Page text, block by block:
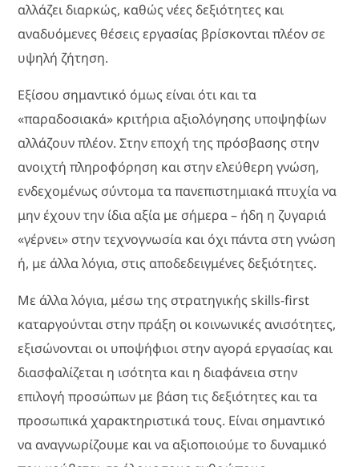
αλλάζει διαρκώς, καθώς νέες δεξιότητες και
αναδυόμενες θέσεις εργασίας βρίσκονται πλέον σε
υψηλή ζήτηση.
Εξίσου σημαντικό όμως είναι ότι και τα
«παραδοσιακά» κριτήρια αξιολόγησης υποψηφίων
αλλάζουν πλέον. Στην εποχή της πρόσβασης στην
ανοιχτή πληροφόρηση και στην ελεύθερη γνώση,
ενδεχομένως σύντομα τα πανεπιστημιακά πτυχία να
μην έχουν την ίδια αξία με σήμερα – ήδη η ζυγαριά
«γέρνει» στην τεχνογνωσία και όχι πάντα στη γνώση
ή, με άλλα λόγια, στις αποδεδειγμένες δεξιότητες.
Με άλλα λόγια, μέσω της στρατηγικής skills-first
καταργούνται στην πράξη οι κοινωνικές ανισότητες,
εξισώνονται οι υποψήφιοι στην αγορά εργασίας και
διασφαλίζεται η ισότητα και η διαφάνεια στην
επιλογή προσώπων με βάση τις δεξιότητες και τα
προσωπικά χαρακτηριστικά τους. Είναι σημαντικό
να αναγνωρίζουμε και να αξιοποιούμε το δυναμικό